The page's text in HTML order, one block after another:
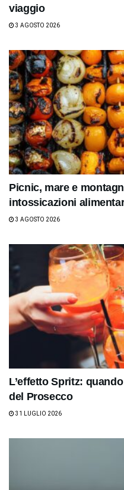
viaggio
3 AGOSTO 2026
Picnic, mare e
intossicazioni
3 AGOSTO 2026
L’effetto Spritz:
del Prosecco
31 LUGLIO 2026